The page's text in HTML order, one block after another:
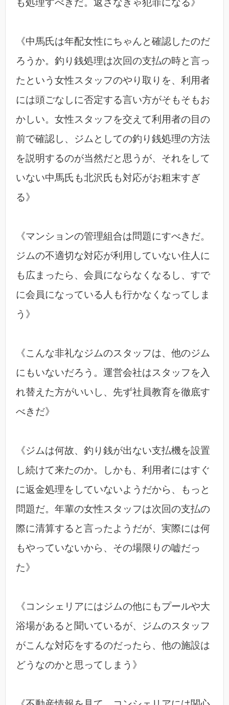
も処理すべきだ。返さなきゃ犯罪になる》
《中馬氏は年配女性にちゃんと確認したのだ
ろうか。釣り銭処理は次回の支払の時と言っ
たという女性スタッフのやり取りを、利用者
には頭ごなしに否定する言い方がそもそもお
かしい。女性スタッフを交えて利用者の目の
前で確認し、ジムとしての釣り銭処理の方法
を説明するのが当然だと思うが、それをして
いない中馬氏も北沢氏も対応がお粗末すぎ
る》
《マンションの管理組合は問題にすべきだ。
ジムの不適切な対応が利用していない住人に
も広まったら、会員にならなくなるし、すで
に会員になっている人も行かなくなってしま
う》
《こんな非礼なジムのスタッフは、他のジム
にもいないだろう。運営会社はスタッフを入
れ替えた方がいいし、先ず社員教育を徹底す
べきだ》
《ジムは何故、釣り銭が出ない支払機を設置
し続けて来たのか。しかも、利用者にはすぐ
に返金処理をしていないようだから、もっと
問題だ。年輩の女性スタッフは次回の支払の
際に清算すると言ったようだが、実際には何
もやっていないから、その場限りの嘘だっ
た》
《コンシェリアにはジムの他にもプールや大
浴場があると聞いているが、ジムのスタッフ
がこんな対応をするのだったら、他の施設は
どうなのかと思ってしまう》